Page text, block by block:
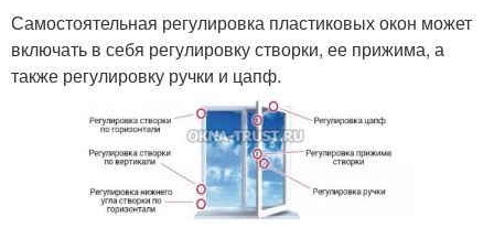
Самостоятельная регулировка пластиковых окон может
включать в себя регулировку створки, ее прижима, а
также регулировку ручки и цапф.